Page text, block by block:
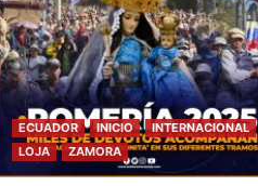
ECUADOR INICIO
INTERNACIONAL
LOJA
ZAMORA